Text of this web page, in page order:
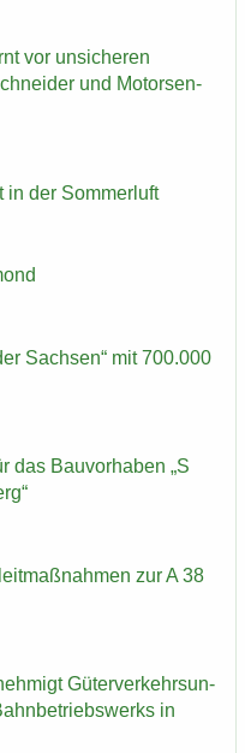
vor un­si­che­ren
und Mo­tor­sen­
in der Som­mer­luft
Sach­sen“ mit 700.000
das Bau­vor­ha­ben „S
zur A 38
Gü­ter­ver­kehrs­un­
in